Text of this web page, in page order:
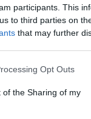
participants. This
to third parties on
that may further
Opt Outs
of the Sharing of my
2022
krvni ugrušak Naučnici
srčanog mišića, do